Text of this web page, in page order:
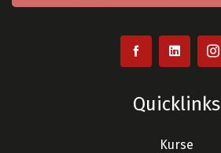
Quicklinks
Kurse